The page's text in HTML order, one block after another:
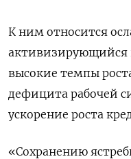
К ним относится
активизирующийся
высокие темпы
дефицита рабочей
ускорение роста
«Сохранению